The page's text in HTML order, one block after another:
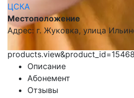
ЦСКА
Местоположение
Адрес: г. Жуковка, улица
products.view&product_id=15468
Описание
Абонемент
Отзывы